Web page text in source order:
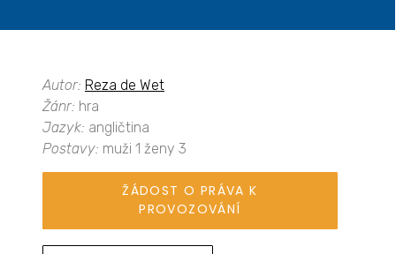
Autor: Reza de Wet
Žánr: hra
Jazyk: angličtina
Postavy: muži 1 ženy 3
ŽÁDOST O PRÁVA K
PROVOZOVÁNÍ